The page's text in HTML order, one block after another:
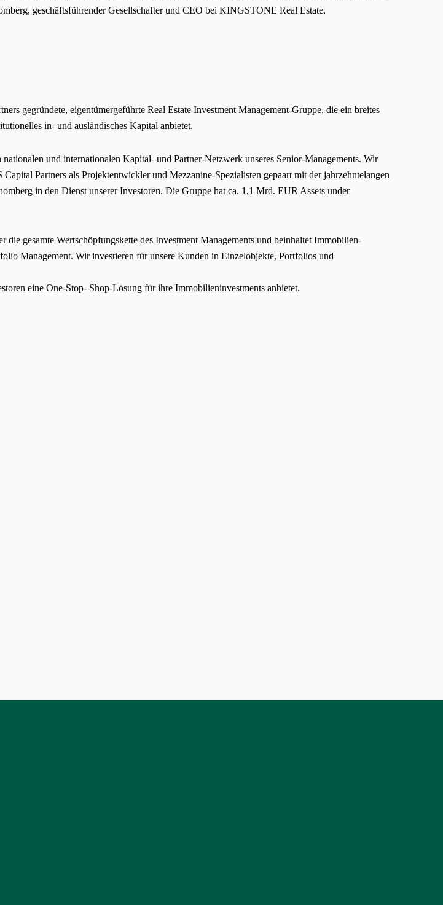
geschäftsführender Gesellschafter und CEO bei KINGSTONE Real Estate.
gegründete, eigentümergeführte Real Estate Investment Management-Gruppe, die ein breites
in- und ausländisches Kapital anbietet.
und internationalen Kapital- und Partner-Netzwerk unseres Senior-Managements. Wir
Partners als Projektentwickler und Mezzanine-Spezialisten gepaart mit der jahrzehntelangen
in den Dienst unserer Investoren. Die Gruppe hat ca. 1,1 Mrd. EUR Assets under
gesamte Wertschöpfungskette des Investment Managements und beinhaltet Immobilien-
Management. Wir investieren für unsere Kunden in Einzelobjekte, Portfolios und
eine One-Stop- Shop-Lösung für ihre Immobilieninvestments anbietet.